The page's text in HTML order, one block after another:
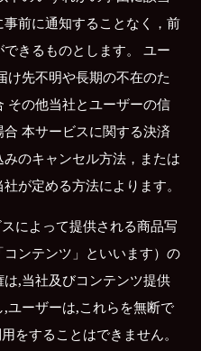
前に通知することなく，前
きるものとします。 ユー
け先不明や長期の不在のた
その他当社とユーザーの信
本サービスに関する決済
のキャンセル方法，または
が定める方法によります。
によって提供される商品写
ンテンツ」といいます）の
,当社及びコンテンツ提供
ユーザーは,これらを無断で
をすることはできません。